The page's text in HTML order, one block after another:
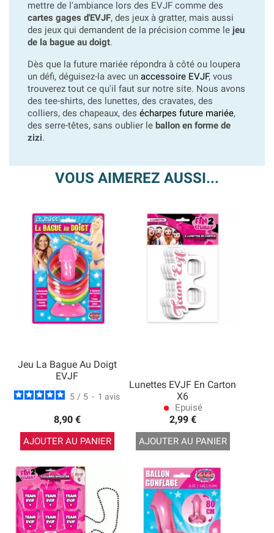
mettre de l'ambiance lors des EVJF comme des
cartes gages d'EVJF, des jeux à gratter, mais aussi
des jeux qui demandent de la précision comme le jeu
de la bague au doigt.
Dès que la future mariée répondra à côté ou loupera
un défi, déguisez-la avec un accessoire EVJF, vous
trouverez tout ce qu'il faut sur notre site. Nous avons
des tee-shirts, des lunettes, des cravates, des
colliers, des chapeaux, des écharpes future mariée,
des serre-têtes, sans oublier le ballon en forme de
zizi.
VOUS AIMEREZ AUSSI...
Jeu La Bague Au Doigt
EVJF
5 / 5 - 1 avis
8,90 €
AJOUTER AU PANIER
Lunettes EVJF En Carton
X6
lens Epuisé
2,99 €
AJOUTER AU PANIER